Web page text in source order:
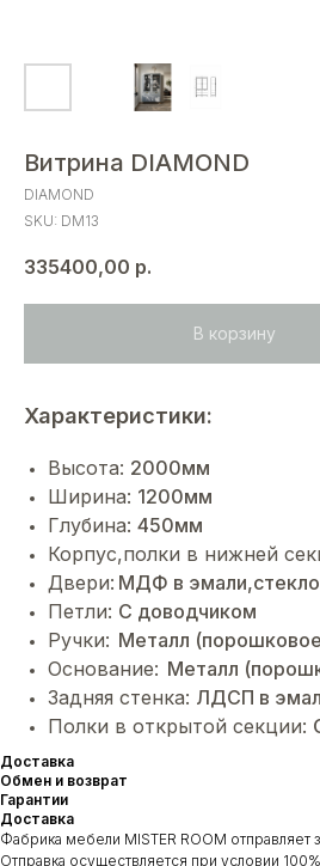
Витрина DIAMOND
DIAMOND
SKU: DM13
335400,00 р.
В корзину
Характеристики:
Высота: 2000мм
Ширина: 1200мм
Глубина: 450мм
Корпус,полки в нижней
Двери: МДФ в эмали,стекло
Петли: C доводчиком
Ручки: Металл
Основание: Металл
Задняя стенка: ЛДСП в
Полки в открытой секции:
Доставка
Обмен и возврат
Гарантии
Доставка
Фабрика мебели MISTER ROOM отправляет
Отправка осуществляется при условии